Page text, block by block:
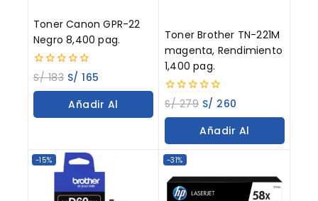
Toner Canon GPR-22
Negro 8,400 pag.
0
out
of
S/183 S/ 165
Añadir Al
Toner Brother TN-221M
magenta, Rendimiento
1,400 pag.
0
out
of
S/279 S/ 260
Añadir Al
-15% -31%